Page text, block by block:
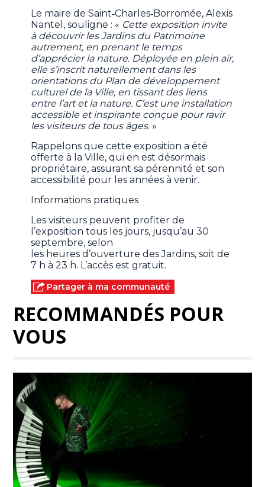
Le maire de Saint‐Charles‐Borromée, Alexis
Nantel, souligne : « Cette exposition invite
à découvrir les Jardins du Patrimoine
autrement, en prenant le temps
d’apprécier la nature. Déployée en plein air,
elle s’inscrit naturellement dans les
orientations du Plan de développement
culturel de la Ville, en tissant des liens
entre l’art et la nature. C’est une installation
accessible et inspirante conçue pour ravir
les visiteurs de tous âges. »
Rappelons que cette exposition a été
offerte à la Ville, qui en est désormais
propriétaire, assurant sa pérennité et son
accessibilité pour les années à venir.
Informations pratiques
Les visiteurs peuvent profiter de
l’exposition tous les jours, jusqu’au 30
septembre, selon
les heures d’ouverture des Jardins, soit de
7 h à 23 h. L’accès est gratuit.
Partager à ma communauté
RECOMMANDÉS POUR
VOUS